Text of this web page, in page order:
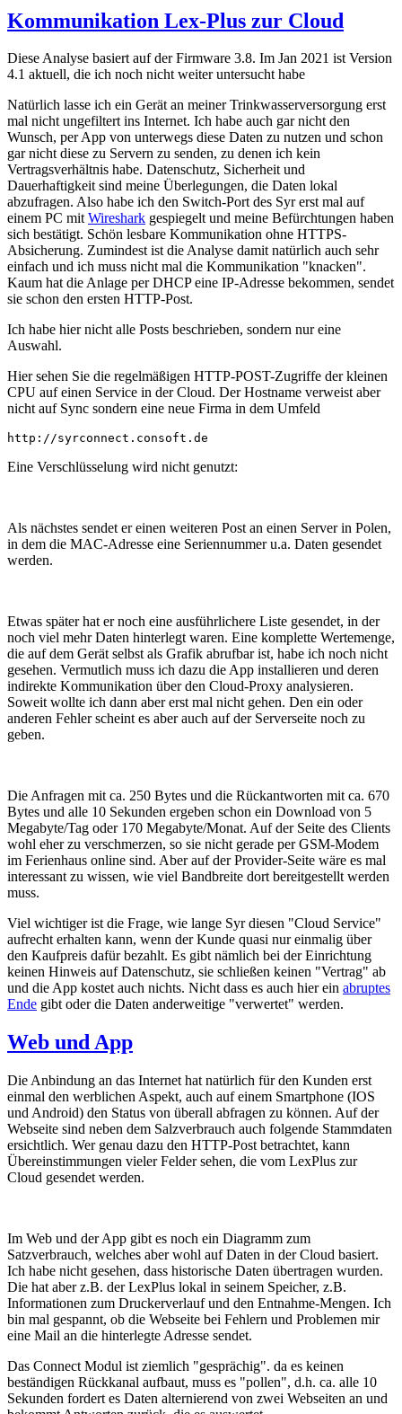
Kommunikation Lex-Plus zur Cloud
Diese Analyse basiert auf der Firmware 3.8. Im Jan 2021 ist Version
4.1 aktuell, die ich noch nicht weiter untersucht habe
Natürlich lasse ich ein Gerät an meiner Trinkwasserversorgung erst
mal nicht ungefiltert ins Internet. Ich habe auch gar nicht den
Wunsch, per App von unterwegs diese Daten zu nutzen und schon
gar nicht diese zu Servern zu senden, zu denen ich kein
Vertragsverhältnis habe. Datenschutz, Sicherheit und
Dauerhaftigkeit sind meine Überlegungen, die Daten lokal
abzufragen. Also habe ich den Switch-Port des Syr erst mal auf
einem PC mitWireshark gespiegelt und meine Befürchtungen haben
sich bestätigt. Schön lesbare Kommunikation ohne HTTPS-
Absicherung. Zumindest ist die Analyse damit natürlich auch sehr
einfach und ich muss nicht mal die Kommunikation "knacken".
Kaum hat die Anlage per DHCP eine IP-Adresse bekommen, sendet
sie schon den ersten HTTP-Post.
Ich habe hier nicht alle Posts beschrieben, sondern nur eine
Auswahl.
Hier sehen Sie die regelmäßigen HTTP-POST-Zugriffe der kleinen
CPU auf einen Service in der Cloud. Der Hostname verweist aber
nicht auf Sync sondern eine neue Firma in dem Umfeld
http://syrconnect.consoft.de
Eine Verschlüsselung wird nicht genutzt:
Als nächstes sendet er einen weiteren Post an einen Server in Polen,
in dem die MAC-Adresse eine Seriennummer u.a. Daten gesendet
werden.
Etwas später hat er noch eine ausführlichere Liste gesendet, in der
noch viel mehr Daten hinterlegt waren. Eine komplette Wertemenge,
die auf dem Gerät selbst als Grafik abrufbar ist, habe ich noch nicht
gesehen. Vermutlich muss ich dazu die App installieren und deren
indirekte Kommunikation über den Cloud-Proxy analysieren.
Soweit wollte ich dann aber erst mal nicht gehen. Den ein oder
anderen Fehler scheint es aber auch auf der Serverseite noch zu
geben.
Die Anfragen mit ca. 250 Bytes und die Rückantworten mit ca. 670
Bytes und alle 10 Sekunden ergeben schon ein Download von 5
Megabyte/Tag oder 170 Megabyte/Monat. Auf der Seite des Clients
wohl eher zu verschmerzen, so sie nicht gerade per GSM-Modem
im Ferienhaus online sind. Aber auf der Provider-Seite wäre es mal
interessant zu wissen, wie viel Bandbreite dort bereitgestellt werden
muss.
Viel wichtiger ist die Frage, wie lange Syr diesen "Cloud Service"
aufrecht erhalten kann, wenn der Kunde quasi nur einmalig über
den Kaufpreis dafür bezahlt. Es gibt nämlich bei der Einrichtung
keinen Hinweis auf Datenschutz, sie schließen keinen "Vertrag" ab
und die App kostet auch nichts. Nicht dass es auch hier ein abruptes
Ende gibt oder die Daten anderweitige "verwertet" werden.
Web und App
Die Anbindung an das Internet hat natürlich für den Kunden erst
einmal den werblichen Aspekt, auch auf einem Smartphone (IOS
und Android) den Status von überall abfragen zu können. Auf der
Webseite sind neben dem Salzverbrauch auch folgende Stammdaten
ersichtlich. Wer genau dazu den HTTP-Post betrachtet, kann
Übereinstimmungen vieler Felder sehen, die vom LexPlus zur
Cloud gesendet werden.
Im Web und der App gibt es noch ein Diagramm zum
Satzverbrauch, welches aber wohl auf Daten in der Cloud basiert.
Ich habe nicht gesehen, dass historische Daten übertragen wurden.
Die hat aber z.B. der LexPlus lokal in seinem Speicher, z.B.
Informationen zum Druckerverlauf und den Entnahme-Mengen. Ich
bin mal gespannt, ob die Webseite bei Fehlern und Problemen mir
eine Mail an die hinterlegte Adresse sendet.
Das Connect Modul ist ziemlich "gesprächig". da es keinen
beständigen Rückkanal aufbaut, muss es "pollen", d.h. ca. alle 10
Sekunden fordert es Daten alternierend von zwei Webseiten an und